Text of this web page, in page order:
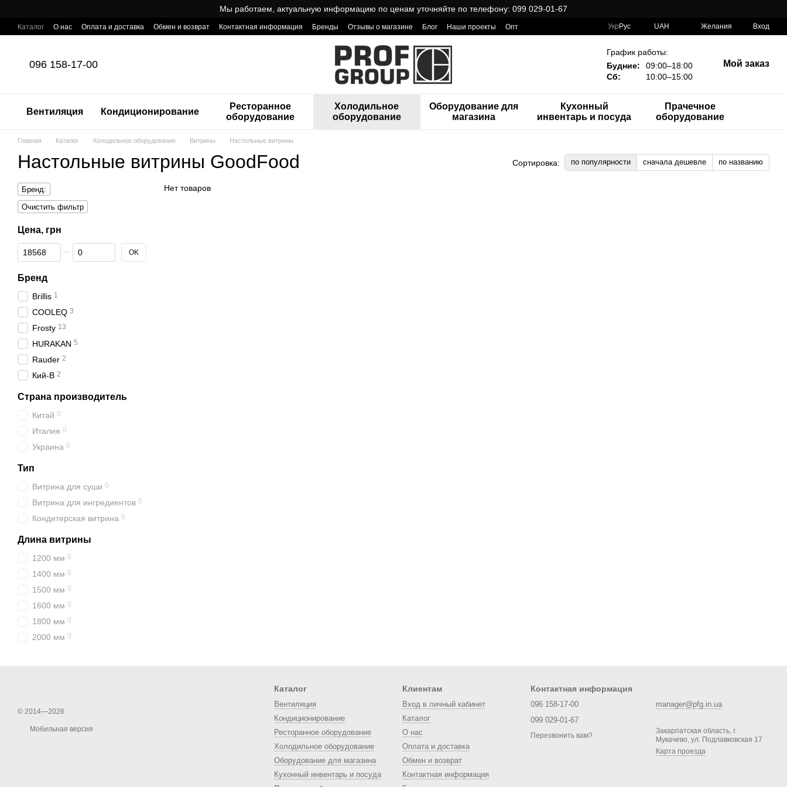
Мы работаем, актуальную информацию по ценам уточняйте по телефону: 099 029-01-67
Каталог О нас Оплата и доставка Обмен и возврат Контактная информация Бренды Отзывы о магазине Блог Наши проекты
Опт
Укр Рус UAH Желания Вход
096 158-17-00
График работы:
Будние:
09:00–18:00
Сб:
10:00–15:00
Мой заказ
Вентиляция Кондиционирование
Ресторанное
оборудование
Холодильное
оборудование
Оборудование для
магазина
Кухонный
инвентарь и посуда
Прачечное
оборудование
Главная Каталог Холодильное оборудование Витрины Настольные витрины
Настольные витрины GoodFood Сортировка: по популярности сначала дешевле по названию
Нет товаров
Бренд:
Очистить фильтр
Цена, грн
От Цена, грн
До Цена, грн OK
Бренд
Brillis 1
COOLEQ 3
Frosty 13
HURAKAN 5
Rauder 2
Кий-В 2
Страна производитель
Китай 0
Италия 0
Украина 0
Тип
Витрина для суши 0
Витрина для ингредиентов 0
Кондитерская витрина 0
Длина витрины
1200 мм 0
1400 мм 0
1500 мм 0
1600 мм 0
1800 мм 0
2000 мм 0
© 2014—2026
Мобильная версия
Каталог
Вентиляция
Кондиционирование
Ресторанное оборудование
Холодильное оборудование
Оборудование для магазина
Кухонный инвентарь и посуда
Клиентам
Вход в личный кабинет
Каталог
О нас
Оплата и доставка
Обмен и возврат
Контактная информация
Контактная информация
096 158-17-00
099 029-01-67
Перезвонить вам?
manager@pfg.in.ua
Закарпатская область, г.
Мукачево, ул. Подлавковская 17
Карта проезда